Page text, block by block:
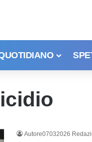
Autore07032026